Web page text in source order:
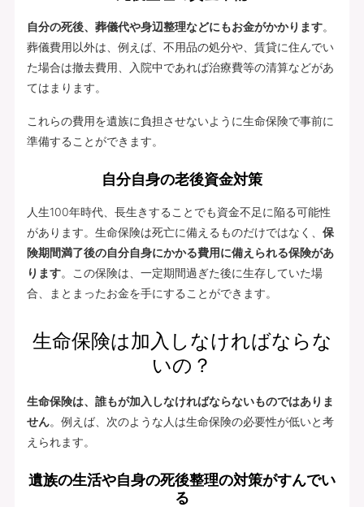
自分の死後、葬儀代や身辺整理などにもお金がかかります。
葬儀費用以外は、例えば、不用品の処分や、賃貸に住んでい
た場合は撤去費用、入院中であれば治療費等の清算などがあ
てはまります。
これらの費用を遺族に負担させないように生命保険で事前に
準備することができます。
自分自身の老後資金対策
人生100年時代、長生きすることでも資金不足に陥る可能性
があります。生命保険は死亡に備えるものだけではなく、 保
険期間満了後の自分自身にかかる費用に備えられる保険があ
ります。この保険は、一定期間過ぎた後に生存していた場
合、まとまったお金を手にすることができます。
生命保険は加入しなければならな
いの？
生命保険は、誰もが加入しなければならないものではありま
せん。例えば、次のような人は生命保険の必要性が低いと考
えられます。
遺族の生活や自身の死後整理の対策がすんでい
る